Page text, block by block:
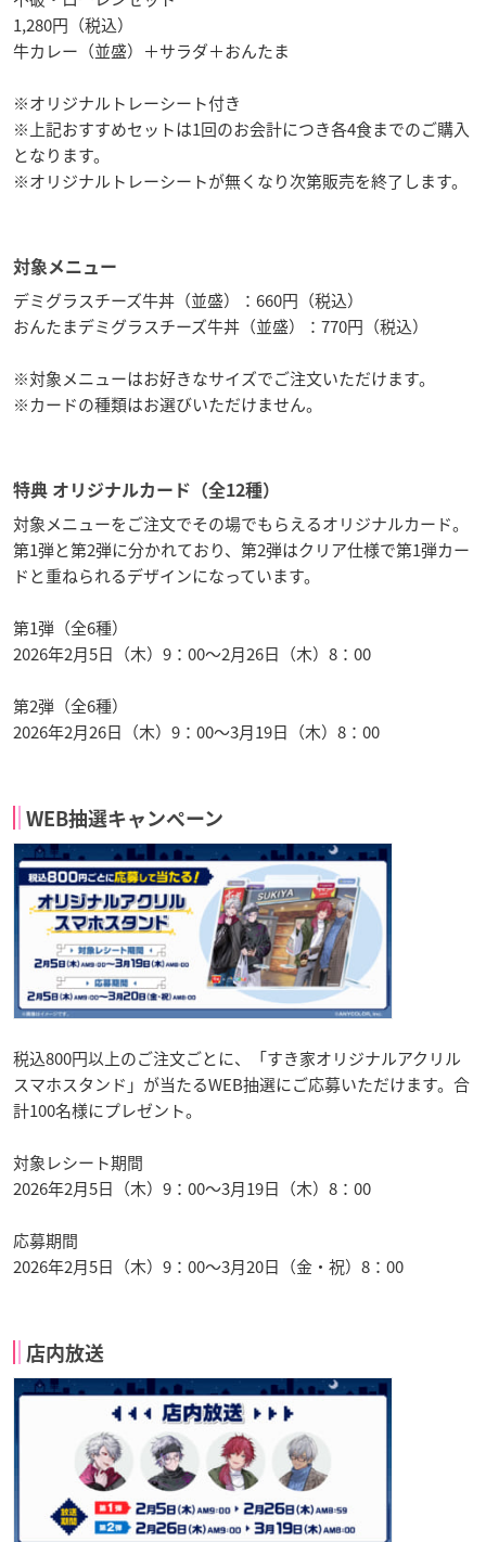
1,280円（税込）
牛カレー（並盛）＋サラダ＋おんたま
※オリジナルトレーシート付き
※上記おすすめセットは1回のお会計につき各4食までのご購入
となります。
※オリジナルトレーシートが無くなり次第販売を終了します。
対象メニュー
デミグラスチーズ牛丼（並盛）：660円（税込）
おんたまデミグラスチーズ牛丼（並盛）：770円（税込）
※対象メニューはお好きなサイズでご注文いただけます。
※カードの種類はお選びいただけません。
特典 オリジナルカード（全12種）
対象メニューをご注文でその場でもらえるオリジナルカード。
第1弾と第2弾に分かれており、第2弾はクリア仕様で第1弾カー
ドと重ねられるデザインになっています。
第1弾（全6種）
2026年2月5日（木）9：00～2月26日（木）8：00
第2弾（全6種）
2026年2月26日（木）9：00～3月19日（木）8：00
WEB抽選キャンペーン
税込800円以上のご注文ごとに、「すき家オリジナルアクリル
スマホスタンド」が当たるWEB抽選にご応募いただけます。合
計100名様にプレゼント。
対象レシート期間
2026年2月5日（木）9：00～3月19日（木）8：00
応募期間
2026年2月5日（木）9：00～3月20日（金・祝）8：00
店内放送